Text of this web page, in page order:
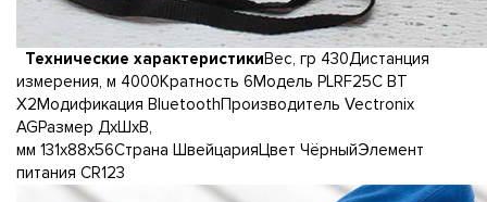
Технические характеристикиВес, гр 430Дистанция
измерения, м 4000Кратность 6Модель PLRF25C BT
X2Модификация BluetoothПроизводитель Vectronix
AGРазмер ДхШхВ,
мм 131х88х56Страна ШвейцарияЦвет ЧёрныйЭлемент
питания CR123